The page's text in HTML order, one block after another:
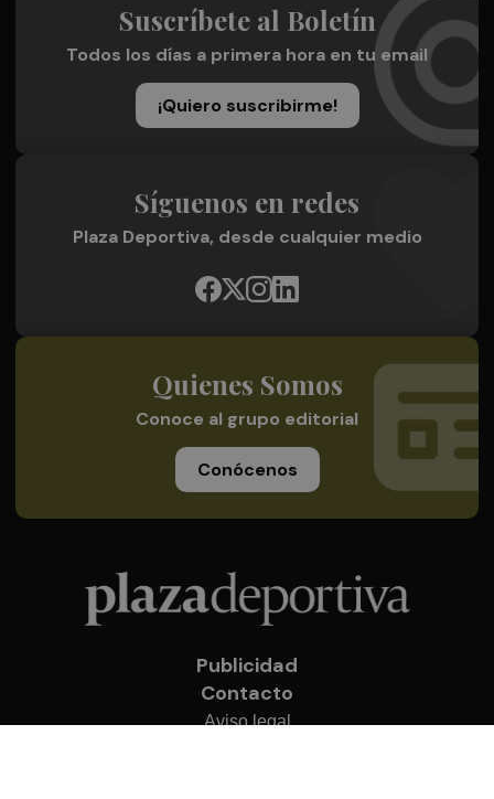
Suscríbete al Boletín
Todos los días a primera hora en tu email
¡Quiero suscribirme!
Síguenos en redes
Plaza Deportiva, desde cualquier medio
Quienes Somos
Conoce al grupo editorial
Conócenos
Publicidad
Contacto
Aviso legal